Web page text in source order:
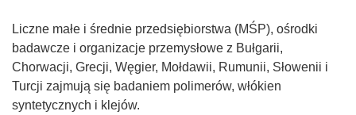
Liczne małe i średnie przedsiębiorstwa (MŚP), ośrodki
badawcze i organizacje przemysłowe z Bułgarii,
Chorwacji, Grecji, Węgier, Mołdawii, Rumunii, Słowenii i
Turcji zajmują się badaniem polimerów, włókien
syntetycznych i klejów.